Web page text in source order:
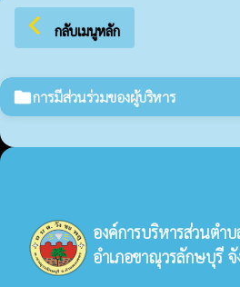
arrow_back_ios กลับเมนูหลัก
folderการมีส่วนร่วมของผู้บริหาร
องค์การบริหารส่วนตำ
อำเภอขาณุวรลักษบุรี จั